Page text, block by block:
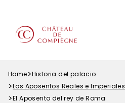
main
content
Breadcrumb
Home Historia del palacio
Los Aposentos Reales e Imperiales
El Aposento del rey de Roma